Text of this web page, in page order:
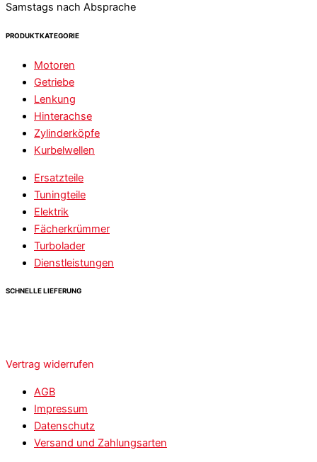
Samstags nach Absprache
PRODUKTKATEGORIE
Motoren
Getriebe
Lenkung
Hinterachse
Zylinderköpfe
Kurbelwellen
Ersatzteile
Tuningteile
Elektrik
Fächerkrümmer
Turbolader
Dienstleistungen
SCHNELLE LIEFERUNG
Vertrag widerrufen
AGB
Impressum
Datenschutz
Versand und Zahlungsarten